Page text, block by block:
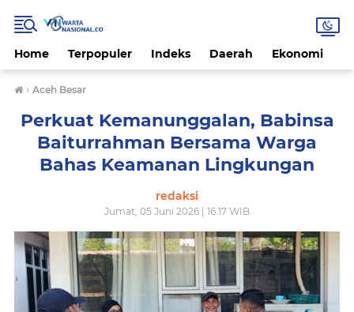
Home Terpopuler Indeks Daerah Ekonomi
› Aceh Besar
Perkuat Kemanunggalan, Babinsa
Baiturrahman Bersama Warga
Bahas Keamanan Lingkungan
redaksi
Jumat, 05 Juni 2026 | 16.17 WIB